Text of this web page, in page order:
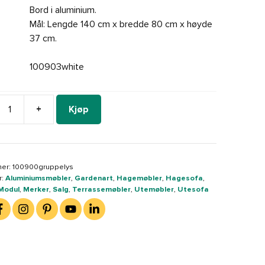
Bord i aluminium.
Mål: Lengde 140 cm x bredde 80 cm x høyde
37 cm.
100903white
+ Kjøp
100900gruppelys
Aluminiumsmøbler, Gardenart, Hagemøbler, Hagesofa,
, Merker, Salg, Terrassemøbler, Utemøbler, Utesofa